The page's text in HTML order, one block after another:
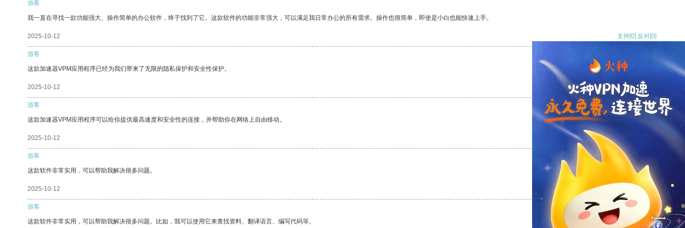
游客
我一直在寻找一款功能强大、操作简单的办公软件，终于找到了它。这款软件的功能非常强大，可以满足我日常办公的所有需求。操作也很简单，即使是小白也能快速上手。
2025-10-12 支持[0] 反对[0]
游客
这款加速器VPM应用程序已经为我们带来了无限的隐私保护和安全性保护。
2025-10-12 支持[0] 反对
游客
这款加速器VPM应用程序可以给你提供最高速度和安全性的连接，并帮助你在网络上自由移动。
2025-10-12 支持
游客
这款软件非常实用，可以帮助我解决很多问题。
2025-10-12 反对 [0]
游客
这款软件非常实用，可以帮助我解决很多问题。比如，我可以使用它来查找资料、翻译语言、编写代码等。